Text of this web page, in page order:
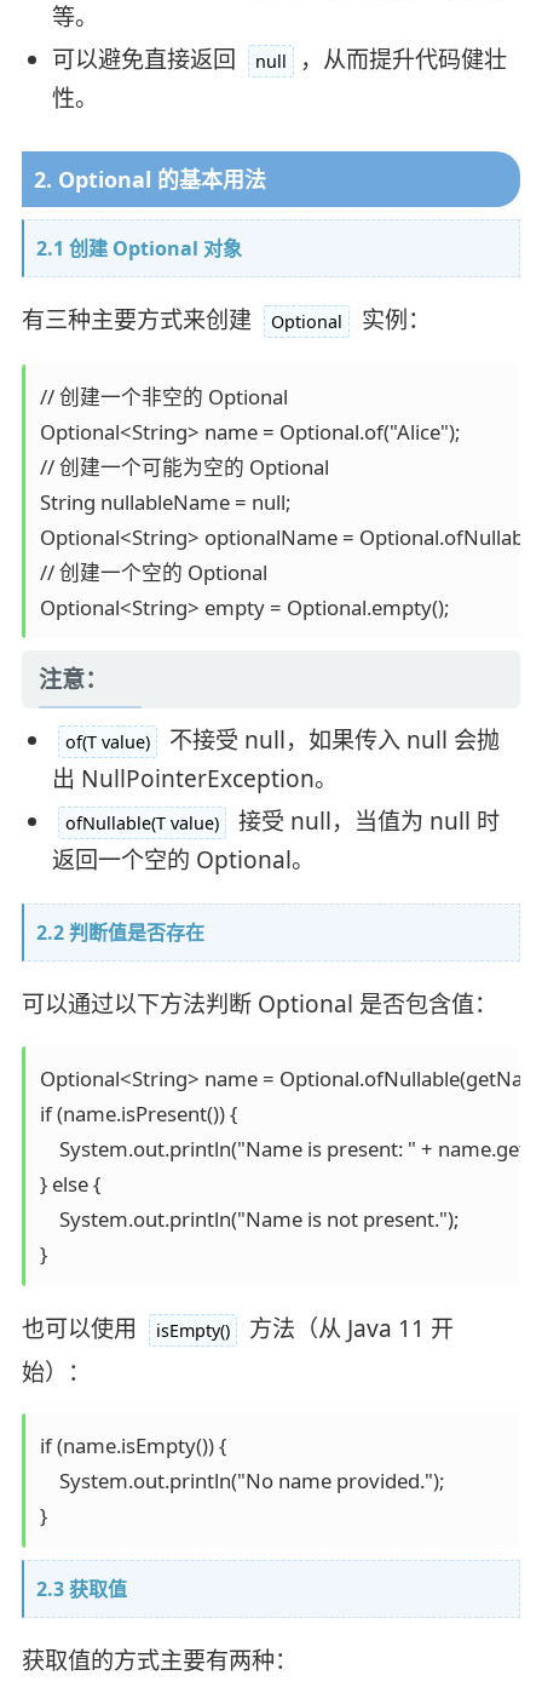
等。
可以避免直接返回
null
，从而提升代码健壮
性。
2. Optional 的基本用法
2.1 创建 Optional 对象
有三种主要方式来创建 Optional 实例：
// 创建一个非空的 Optional
Optional<String> name = Optional.of("Alice");
// 创建一个可能为空的 Optional
String nullableName = null;
Optional<String> optionalName =
// 创建一个空的 Optional
Optional<String> empty = Optional.empty();
注意：
of(T value)
不接受 null，如果传入 null 会抛
出 NullPointerException。
ofNullable(T value)
接受 null，当值为 null 时
返回一个空的 Optional。
2.2 判断值是否存在
可以通过以下方法判断 Optional 是否包含值：
Optional<String> name =
if (name.isPresent()) {
System.out.println("Name is present: " +
} else {
    System.out.println("Name is not present.");
}
也可以使用 isEmpty()
方法（从 Java 11 开
始）：
if (name.isEmpty()) {
    System.out.println("No name provided.");
}
2.3 获取值
获取值的方式主要有两种：